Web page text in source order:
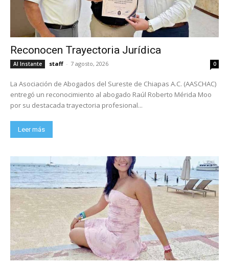
Reconocen Trayectoria Jurídica
Al Instante staff - 7 agosto, 2026 0
La Asociación de Abogados del Sureste de Chiapas A.C. (AASCHAC)
entregó un reconocimiento al abogado Raúl Roberto Mérida Moo
por su destacada trayectoria profesional...
Leer más